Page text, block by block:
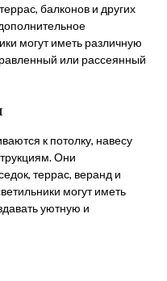
балконов и других
могут иметь различную
или рассеянный
к потолку, навесу
Они
террас, веранд и
могут иметь
уютную и